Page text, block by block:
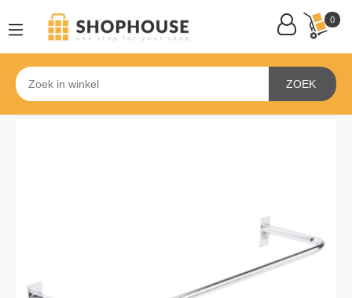
0
ZOEK